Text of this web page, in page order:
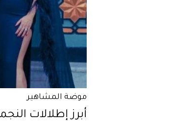
موضة المشاهير
أبرز إطلالات